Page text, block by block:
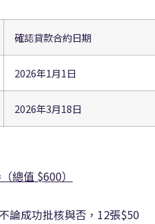
確認貸款合約日期
2026年1月1日
2026年3月18日
總值 $600）
論成功批核與否，12張$50